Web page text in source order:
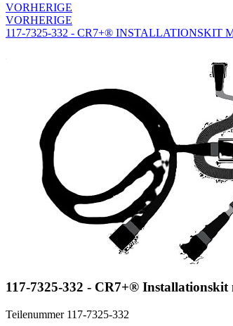
VORHERIGE
VORHERIGE
117-7325-332 - CR7+® INSTALLATIONSKIT
117-7325-332 - CR7+®
Teilenummer 117-7325-332